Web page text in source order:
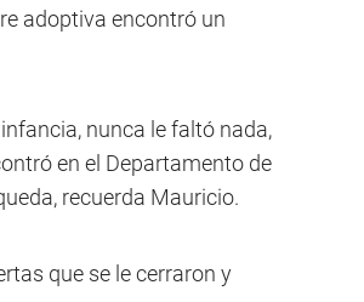
adoptiva encontró un
nunca le faltó nada,
en el Departamento de
recuerda Mauricio.
que se le cerraron y